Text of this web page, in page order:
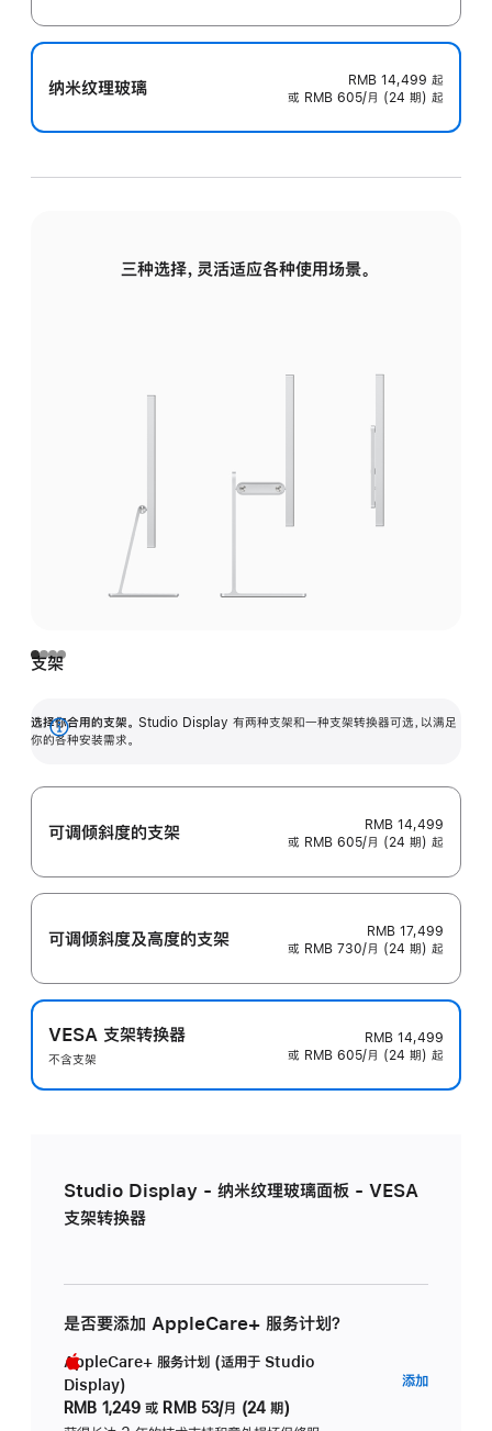
纳米纹理玻璃 RMB 14,499 起
或 RMB 605/月 (24 期) 起
三种选择，灵活适应各种使用场景。
支架
选择你合用的支架。 Studio Display 有两种支架和一种支架转换器可选，以满足
你的各种安装需求。
展
可调倾斜度的支架
RMB 14,499
或 RMB 605/月 (24 期) 起
可调倾斜度及高‍度的支‍架
RMB 17,499
或 RMB 730/月 (24 期) 起
VESA 支架转换器
不含支架
RMB 14,499
或 RMB 605/月 (24 期) 起
Studio Display - 纳米纹理玻璃面板 - VESA
支架转换器
是否要添加 AppleCare+ 服务计划？
AppleCare+ 服务计划 (适用于 Studio
Display)
RMB 1,249 或 RMB 53/月 (24 期)
添加